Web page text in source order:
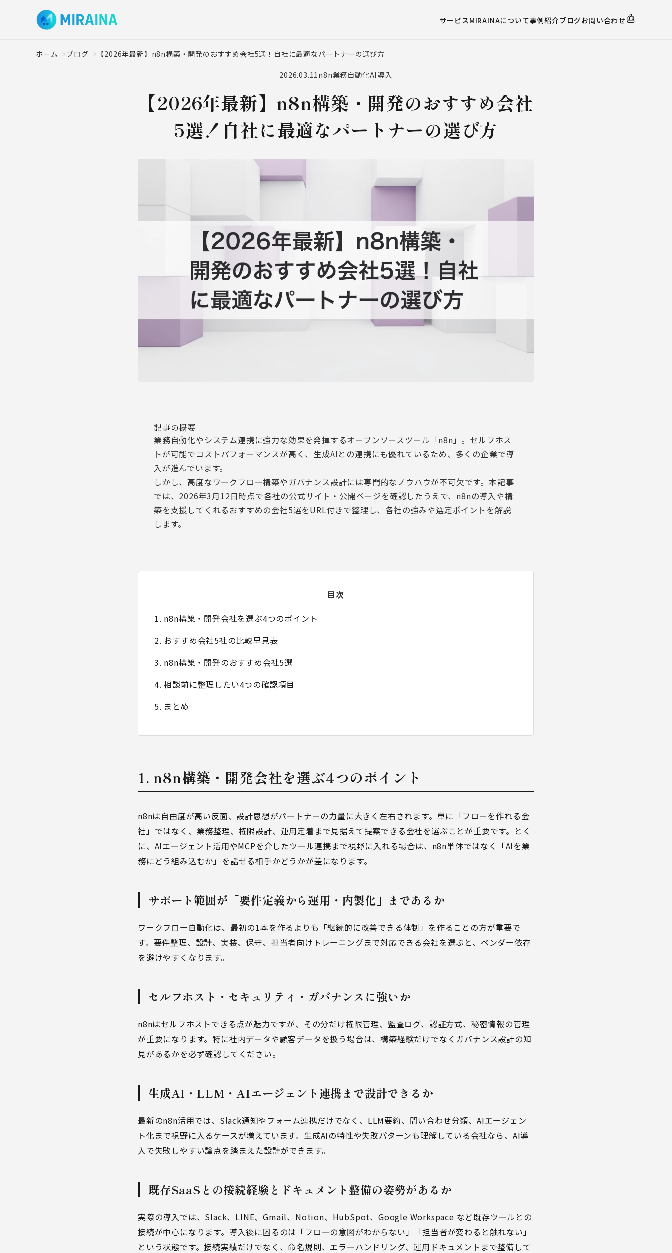
サービス MIRAINAについて事例紹介ブログお問い合わせ
ホーム ブログ 【2026年最新】n8n構築・開発のおすすめ会社5選！自社に最適なパートナーの選び方
2026.03.11n8n業務自動化AI導入
【2026年最新】n8n構築・開発のおすすめ会社
5選！自社に最適なパートナーの選び方
記事の概要
業務自動化やシステム連携に強力な効果を発揮するオープンソースツール「n8n」。セルフホス
トが可能でコストパフォーマンスが高く、生成AIとの連携にも優れているため、多くの企業で導
入が進んでいます。
しかし、高度なワークフロー構築やガバナンス設計には専門的なノウハウが不可欠です。本記事
では、2026年3月12日時点で各社の公式サイト・公開ページを確認したうえで、n8nの導入や構
築を支援してくれるおすすめの会社5選をURL付きで整理し、各社の強みや選定ポイントを解説
します。
目次
1. n8n構築・開発会社を選ぶ4つのポイント
2. おすすめ会社5社の比較早見表
3. n8n構築・開発のおすすめ会社5選
4. 相談前に整理したい4つの確認項目
5. まとめ
1. n8n構築・開発会社を選ぶ4つのポイント
n8nは自由度が高い反面、設計思想がパートナーの力量に大きく左右されます。単に「フローを作れる会
社」ではなく、業務整理、権限設計、運用定着まで見据えて提案できる会社を選ぶことが重要です。とく
に、 AIエージェント活用やMCPを介したツール連携まで視野に入れる場合は、n8n単体ではなく「AIを業
務にどう組み込むか」を話せる相手かどうかが差になります。
サポート範囲が「要件定義から運用・内製化」まであるか
ワークフロー自動化は、最初の1本を作るよりも「継続的に改善できる体制」を作ることの方が重要で
す。要件整理、設計、実装、保守、担当者向けトレーニングまで対応できる会社を選ぶと、ベンダー依存
を避けやすくなります。
セルフホスト・セキュリティ・ガバナンスに強いか
n8nはセルフホストできる点が魅力ですが、その分だけ権限管理、監査ログ、認証方式、秘密情報の管理
が重要になります。特に社内データや顧客データを扱う場合は、構築経験だけでなくガバナンス設計の知
見があるかを必ず確認してください。
生成AI・LLM・AIエージェント連携まで設計できるか
最新のn8n活用では、Slack通知やフォーム連携だけでなく、LLM要約、問い合わせ分類、AIエージェン
ト化まで視野に入るケースが増えています。生成AIの特性や失敗パターンも理解している会社なら、 AI導
入で失敗しやすい論点を踏まえた設計ができます。
既存SaaSとの接続経験とドキュメント整備の姿勢があるか
実際の導入では、Slack、LINE、Gmail、Notion、HubSpot、Google Workspace など既存ツールとの
接続が中心になります。導入後に困るのは「フローの意図がわからない」「担当者が変わると触れない」
という状態です。接続実績だけでなく、命名規則、エラーハンドリング、運用ドキュメントまで整備して